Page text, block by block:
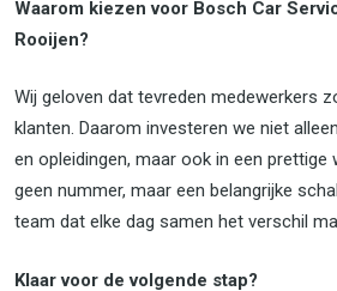
Waarom kiezen voor Bosch Car
Rooijen?
Wij geloven dat tevreden medewerkers
klanten. Daarom investeren we niet
en opleidingen, maar ook in een prettige
geen nummer, maar een belangrijke
team dat elke dag samen het verschil
Klaar voor de volgende stap?